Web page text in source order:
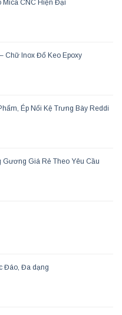
Mica CNC Hiện Đại
Chữ Inox Đổ Keo Epoxy
Ép Nổi Kệ Trưng Bày Reddi
Giá Rẻ Theo Yêu Cầu
Đáo, Đa dạng